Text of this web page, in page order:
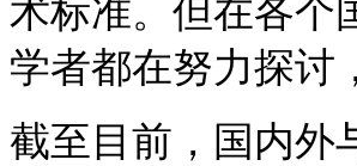
术标准。但在各个
学者都在努力探讨
截至目前，国内外